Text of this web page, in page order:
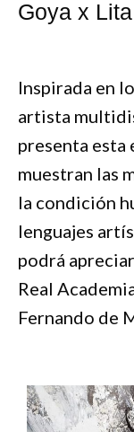
Goya x
Inspirada en
artista
presenta esta
muestran las
la condición
lenguajes
podrá
Real
Fernando de